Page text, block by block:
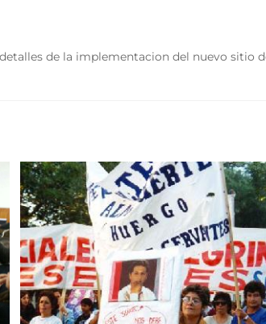
de la implementacion del nuevo sitio